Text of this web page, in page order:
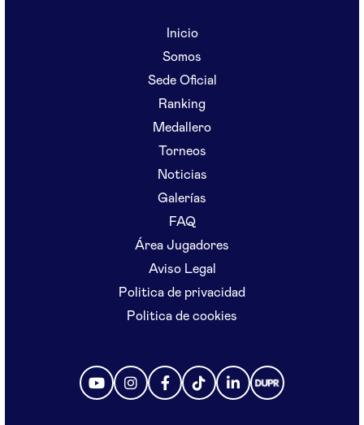
Inicio
Somos
Sede Oficial
Ranking
Medallero
Torneos
Noticias
Galerías
FAQ
Área Jugadores
Aviso Legal
Politica de privacidad
Politica de cookies